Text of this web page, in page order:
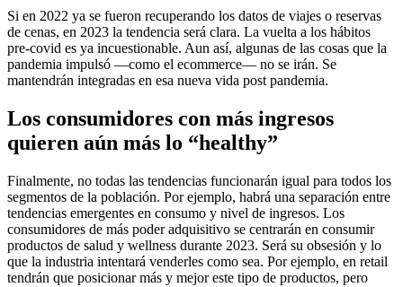
Si en 2022 ya se fueron recuperando los datos de viajes o reservas
de cenas, en 2023 la tendencia será clara. La vuelta a los hábitos
pre-covid es ya incuestionable. Aun así, algunas de las cosas que la
pandemia impulsó —como el ecommerce— no se irán. Se
mantendrán integradas en esa nueva vida post pandemia.
Los consumidores con más ingresos
quieren aún más lo “healthy”
Finalmente, no todas las tendencias funcionarán igual para todos los
segmentos de la población. Por ejemplo, habrá una separación entre
tendencias emergentes en consumo y nivel de ingresos. Los
consumidores de más poder adquisitivo se centrarán en consumir
productos de salud y wellness durante 2023. Será su obsesión y lo
que la industria intentará venderles como sea. Por ejemplo, en retail
tendrán que posicionar más y mejor este tipo de productos, pero